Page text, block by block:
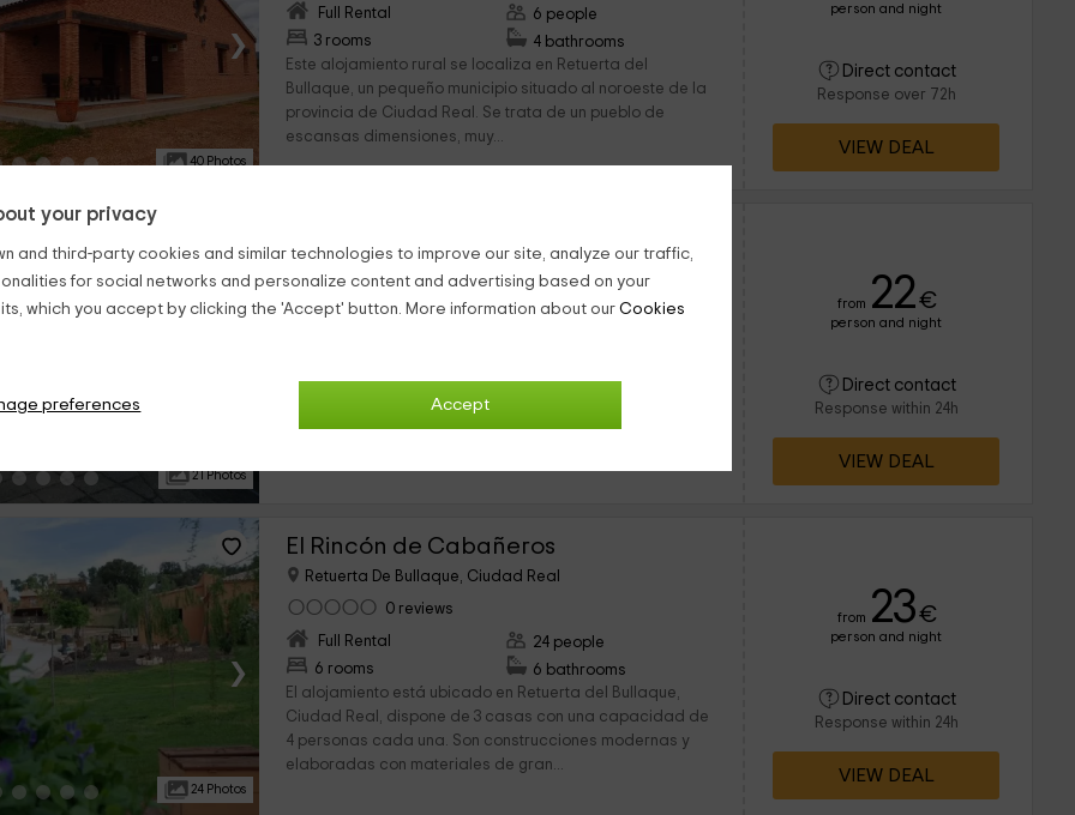
your privacy
and third-party cookies and similar technologies to improve our site, analyze our traffic,
for social networks and personalize content and advertising based on your
which you accept by clicking the 'Accept' button. More information about our Cookies
Accept
preferences
›
40 Photos
Full Rental
3 rooms
6 people
4 bathrooms
Este alojamiento rural se localiza en Retuerta del
Bullaque, un pequeño municipio situado al noroeste de la
provincia de Ciudad Real. Se trata de un pueblo de
escansas dimensiones, muy...
person and night
Direct contact
Response over 72h
VIEW DEAL
21 Photos
Retuerta De Bullaque, Ciudad Real
Nuestra casa rural está situada en el parque nacional de
Cabañeros, con vistas al pantano y a la torre de
Abraham. Es el lugar ideal para venir con la familia o un
from 22€
person and night
Direct contact
Response within 24h
VIEW DEAL
›
24 Photos
El Rincón de Cabañeros
Retuerta De Bullaque, Ciudad Real
0 reviews
Full Rental
6 rooms
24 people
6 bathrooms
El alojamiento está ubicado en Retuerta del Bullaque,
Ciudad Real, dispone de 3 casas con una capacidad de
4 personas cada una. Son construcciones modernas y
elaboradas con materiales de gran...
from 23€
person and night
Direct contact
Response within 24h
VIEW DEAL